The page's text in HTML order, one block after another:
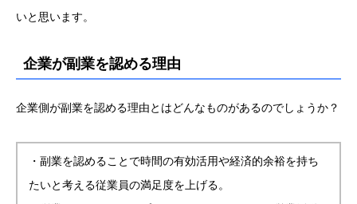
いと思います。
企業が副業を認める理由
企業側が副業を認める理由とはどんなものがあるのでしょうか？
・副業を認めることで時間の有効活用や経済的余裕を持ち
たいと考える従業員の満足度を上げる。